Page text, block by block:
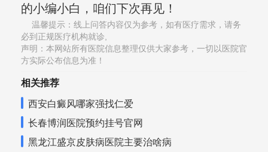
的小编小白，咱们下次再见！
温馨提示：线上问答内容仅为参考，如有医疗需求，请务
必到正规医疗机构就诊,
声明：本网站所有医院信息整理仅供大家参考，一切以医院官
方实际公布信息为准！
相关推荐
西安白癜风哪家强找仁爱
长春博润医院预约挂号官网
黑龙江盛京皮肤病医院主要治啥病